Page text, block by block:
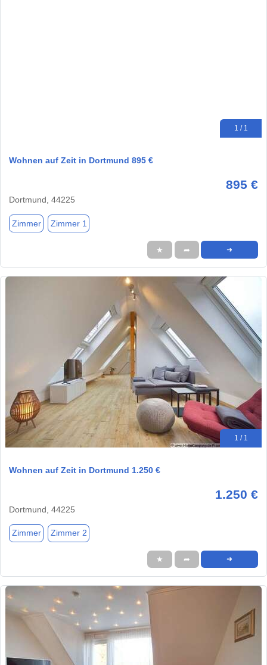
1 / 1
Wohnen auf Zeit in Dortmund 895 €
895 €
Dortmund, 44225
Zimmer Zimmer 1
★ ➦ ➜
1 / 1
Wohnen auf Zeit in Dortmund 1.250 €
1.250 €
Dortmund, 44225
Zimmer Zimmer 2
★ ➦ ➜